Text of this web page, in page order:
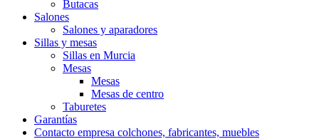
Butacas
Salones
Salones y aparadores
Sillas y mesas
Sillas en Murcia
Mesas
Mesas
Mesas de centro
Taburetes
Garantías
Contacto empresa colchones, fabricantes, muebles